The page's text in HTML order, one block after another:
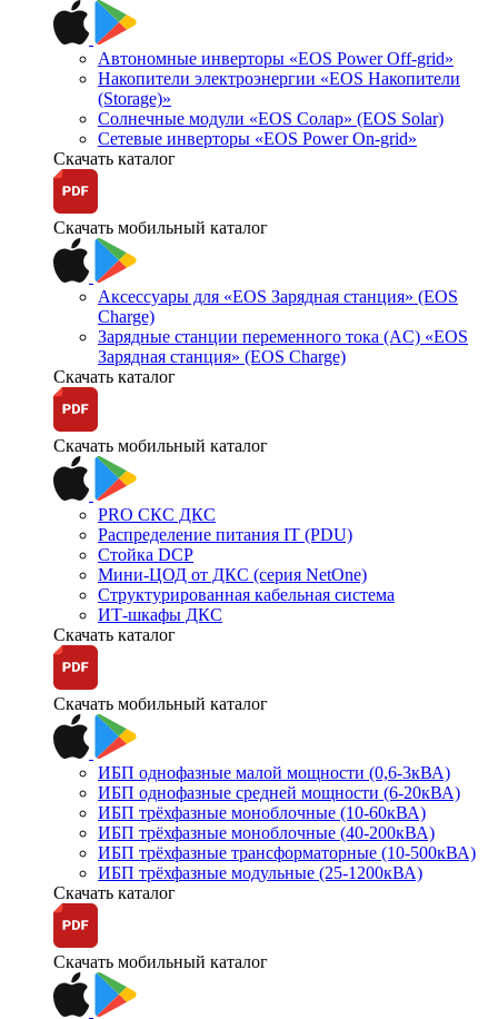
Автономные инверторы «EOS Power Off-grid»
Накопители электроэнергии «EOS Накопители
(Storage)»
Солнечные модули «EOS Солар» (EOS Solar)
Сетевые инверторы «EOS Power On-grid»
Скачать каталог
Скачать мобильный каталог
Аксессуары для «EOS Зарядная станция» (EOS
Charge)
Зарядные станции переменного тока (AC) «EOS
Зарядная станция» (EOS Charge)
Скачать каталог
Скачать мобильный каталог
PRO СКС ДКС
Распределение питания IT (PDU)
Стойка DCP
Мини-ЦОД от ДКС (серия NetOne)
Структурированная кабельная система
ИТ-шкафы ДКС
Скачать каталог
Скачать мобильный каталог
ИБП однофазные малой мощности (0,6-3кВА)
ИБП однофазные средней мощности (6-20кВА)
ИБП трёхфазные моноблочные (10-60кВА)
ИБП трёхфазные моноблочные (40-200кВА)
ИБП трёхфазные трансформаторные (10-500кВА)
ИБП трёхфазные модульные (25-1200кВА)
Скачать каталог
Скачать мобильный каталог